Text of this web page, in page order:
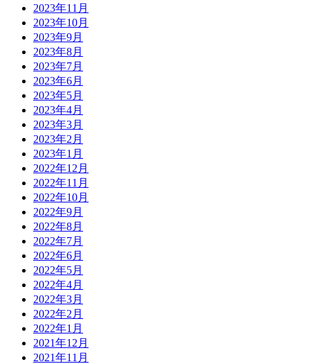
2023年11月
2023年10月
2023年9月
2023年8月
2023年7月
2023年6月
2023年5月
2023年4月
2023年3月
2023年2月
2023年1月
2022年12月
2022年11月
2022年10月
2022年9月
2022年8月
2022年7月
2022年6月
2022年5月
2022年4月
2022年3月
2022年2月
2022年1月
2021年12月
2021年11月